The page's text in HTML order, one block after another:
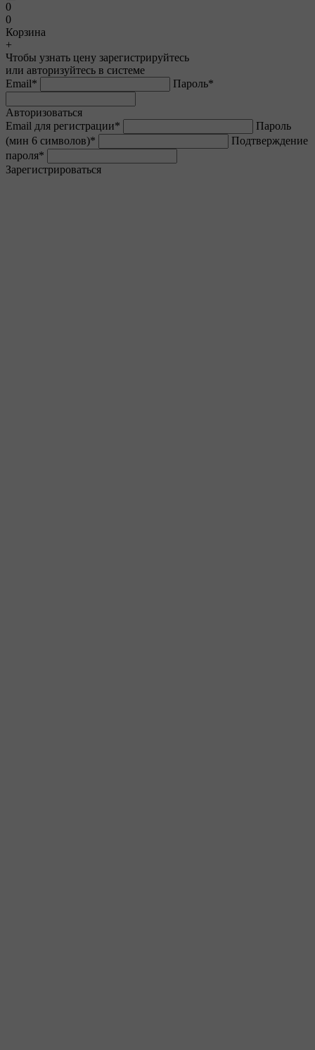
0
0
Корзина
+
Чтобы узнать цену зарегистрируйтесь
или авторизуйтесь в системе
Email* Пароль*
Авторизоваться
Email для регистрации*
Пароль
(мин 6 символов)*
Подтверждение
пароля*
Зарегистрироваться